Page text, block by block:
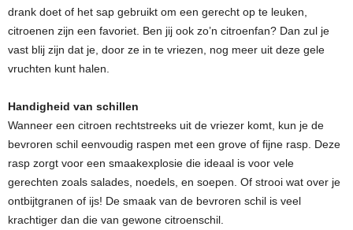
drank doet of het sap gebruikt om een gerecht op te leuken,
citroenen zijn een favoriet. Ben jij ook zo’n citroenfan? Dan zul je
vast blij zijn dat je, door ze in te vriezen, nog meer uit deze gele
vruchten kunt halen.
Handigheid van schillen
Wanneer een citroen rechtstreeks uit de vriezer komt, kun je de
bevroren schil eenvoudig raspen met een grove of fijne rasp. Deze
rasp zorgt voor een smaakexplosie die ideaal is voor vele
gerechten zoals salades, noedels, en soepen. Of strooi wat over je
ontbijtgranen of ijs! De smaak van de bevroren schil is veel
krachtiger dan die van gewone citroenschil.